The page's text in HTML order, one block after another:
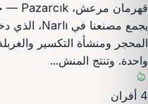
قهرمان مرعش، Pazarcık — حي Karabıyıklı
المحجر ومنشأة التكسير
واحدة. وتنتج المنش...
local_fire_department
4 أفران